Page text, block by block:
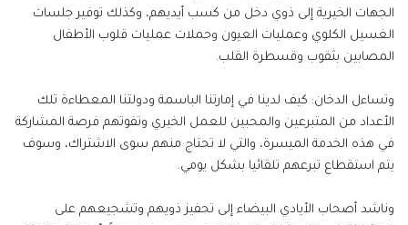
الجهات الخيرية إلى ذوي دخل من كسب أيديهم، وكذلك توفير جلسات
الغسيل الكلوي وعمليات العيون وحملات عمليات قلوب الأطفال
المصابين بثقوب وقسطرة القلب.
وتساءل الدخان: كيف لدينا في إمارتنا الباسمة ودولتنا المعطاءة تلك
الأعداد من المتبرعين والمحبين للعمل الخيري وتفوتهم فرصة المشاركة
في هذه الخدمة الميسرة، والتي لا تحتاج منهم سوى الاشتراك، وسوف
يتم استقطاع تبرعهم تلقائيا بشكل يومي.
وناشد أصحاب الأيادي البيضاء إلى تحفيز ذويهم وتشجيعهم على